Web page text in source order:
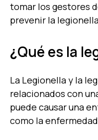
tomar los gestores
prevenir la
¿Qué es la
La Legionella y la
relacionados con
puede causar una
como la